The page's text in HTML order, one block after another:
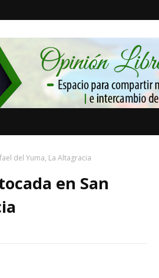
del Yuma, La Altagracia
en San